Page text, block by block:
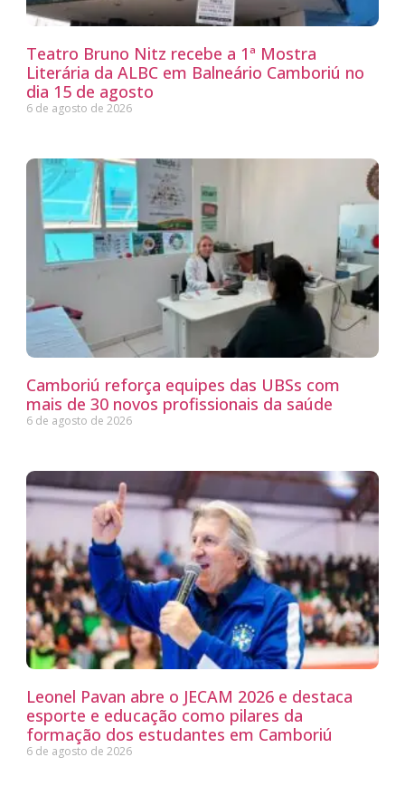
Teatro Bruno Nitz recebe a 1ª Mostra
Literária da ALBC em Balneário Camboriú no
dia 15 de agosto
6 de agosto de 2026
Camboriú reforça equipes das UBSs com
mais de 30 novos profissionais da saúde
6 de agosto de 2026
Leonel Pavan abre o JECAM 2026 e destaca
esporte e educação como pilares da
formação dos estudantes em Camboriú
6 de agosto de 2026